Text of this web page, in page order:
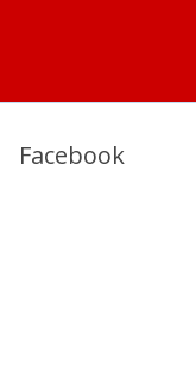
Facebook